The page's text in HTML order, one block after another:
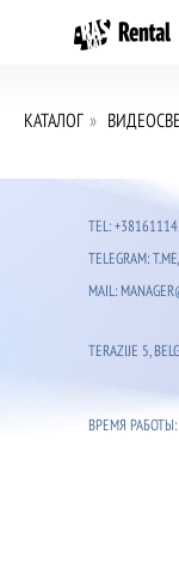
КАТАЛОГ » ВИДЕОСВЕТ
TERAZIJE 5,
TEL:
TELEGRAM:
MAIL:
ВРЕМЯ